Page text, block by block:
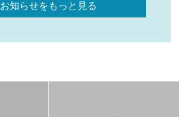
お知らせをもっと見る